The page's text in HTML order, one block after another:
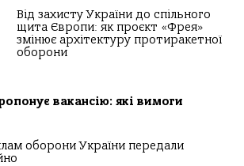
Від захисту України до спільного
щита Європи: як проєкт «Фрея»
змінює архітектуру протиракетної
оборони
вакансію: які вимоги
оборони України передали